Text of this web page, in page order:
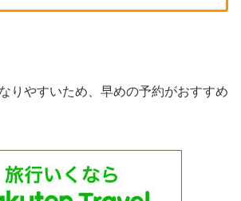
りやすいため、早めの予約がおすすめ